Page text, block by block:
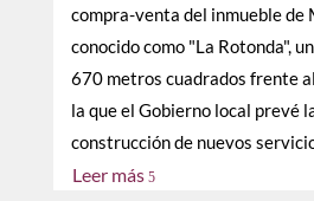
compra-venta del inmueble de
conocido como "La Rotonda",
670 metros cuadrados frente
la que el Gobierno local prevé
construcción de nuevos
Leer más 5